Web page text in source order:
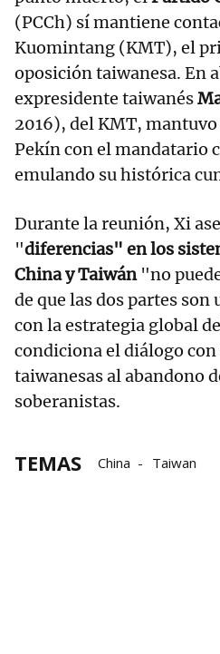
(PCCh) sí mantiene
Kuomintang (KMT), el
oposición taiwanesa. En
expresidente taiwanés
2016), del KMT,
Pekín con el mandatario
emulando su histórica
Durante la reunión, Xi
"diferencias" en los
China y Taiwán"no
de que las dos partes
con la estrategia global
condiciona el diálogo
taiwanesas al abandono
soberanistas.
TEMAS China Taiwan